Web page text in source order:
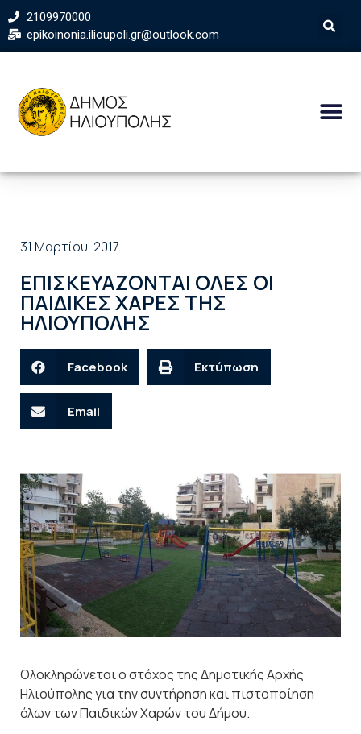
2109970000
epikoinonia.ilioupoli.gr@outlook.com
31 Μαρτίου, 2017
ΕΠΙΣΚΕΥΑΖΟΝΤΑΙ ΟΛΕΣ ΟΙ
ΠΑΙΔΙΚΕΣ ΧΑΡΕΣ ΤΗΣ
ΗΛΙΟΥΠΟΛΗΣ
Facebook Εκτύπωση
Email
Ολοκληρώνεται ο στόχος της Δημοτικής Αρχής
Ηλιούπολης για την συντήρηση και πιστοποίηση
όλων των Παιδικών Χαρών του Δήμου.